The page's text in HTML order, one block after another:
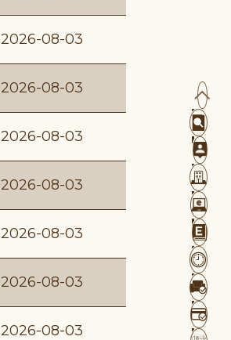
2026-08-03
2026-08-03
2026-08-03
2026-08-03
2026-08-03
2026-08-03
2026-08-03